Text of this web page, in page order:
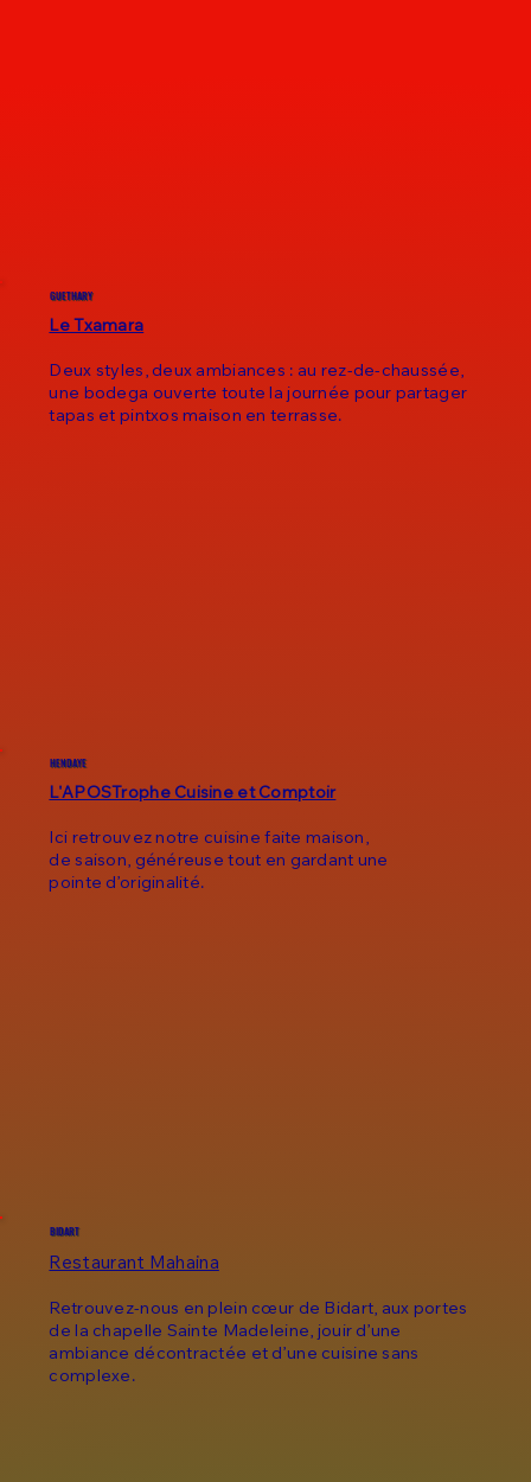
GUETHARY
Le Txamara
Deux styles, deux ambiances : au rez-de-chaussée,
une bodega ouverte toute la journée pour partager
tapas et pintxos maison en terrasse.
HENDAYE
L'APOSTrophe Cuisine et Comptoir
Ici retrouvez notre cuisine faite maison,
de saison, généreuse tout en gardant une
pointe d’originalité.
BIDART
Restaurant Mahaina
Retrouvez-nous en plein cœur de Bidart, aux portes
de la chapelle Sainte Madeleine, jouir d’une
ambiance décontractée et d’une cuisine sans
complexe.